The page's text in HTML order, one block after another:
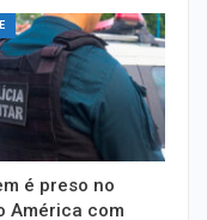
é preso no
América com